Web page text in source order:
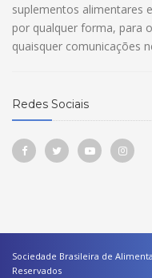
suplementos alimentares
por qualquer forma, para
quaisquer comunicações
Redes Sociais
Sociedade Brasileira de
Reservados